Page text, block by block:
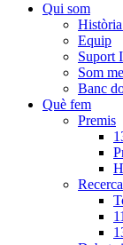
Qui som
Equip
Suport
Som
Banc
Què fem
Premis
Recerca